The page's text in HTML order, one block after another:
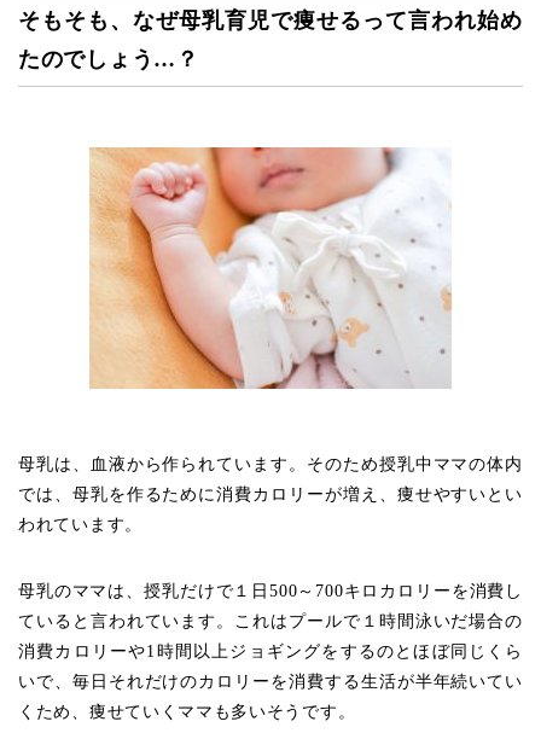
そもそも、なぜ母乳育児で痩せるって言われ始め
たのでしょう…？
母乳は、血液から作られています。そのため授乳中ママの体内
では、母乳を作るために消費カロリーが増え、痩せやすいとい
われています。
母乳のママは、授乳だけで１日500～700キロカロリーを消費し
ていると言われています。これはプールで１時間泳いだ場合の
消費カロリーや1時間以上ジョギングをするのとほぼ同じくら
いで、毎日それだけのカロリーを消費する生活が半年続いてい
くため、痩せていくママも多いそうです。